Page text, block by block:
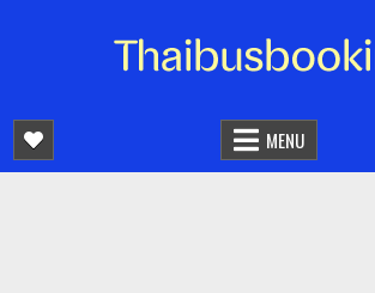
จองตั๋วรถออนไลน์ 24 ชั่วโมง
MENU